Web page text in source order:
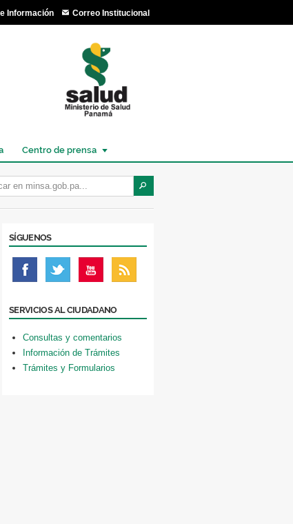
Información Correo Institucional
Centro de prensa
SÍGUENOS
SERVICIOS AL CIUDADANO
Consultas y comentarios
Información de Trámites
Trámites y Formularios